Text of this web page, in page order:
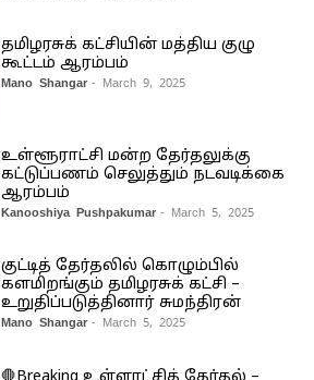
தமிழரசுக் கட்சியின் மத்திய குழு
கூட்டம் ஆரம்பம்
Mano Shangar - March 9, 2025
உள்ளூராட்சி மன்ற தேர்தலுக்கு
கட்டுப்பணம் செலுத்தும் நடவடிக்கை
ஆரம்பம்
Kanooshiya Pushpakumar - March 5, 2025
குட்டித் தேர்தலில் கொழும்பில்
களமிறங்கும் தமிழரசுக் கட்சி –
உறுதிப்படுத்தினார் சுமந்திரன்
Mano Shangar - March 5, 2025